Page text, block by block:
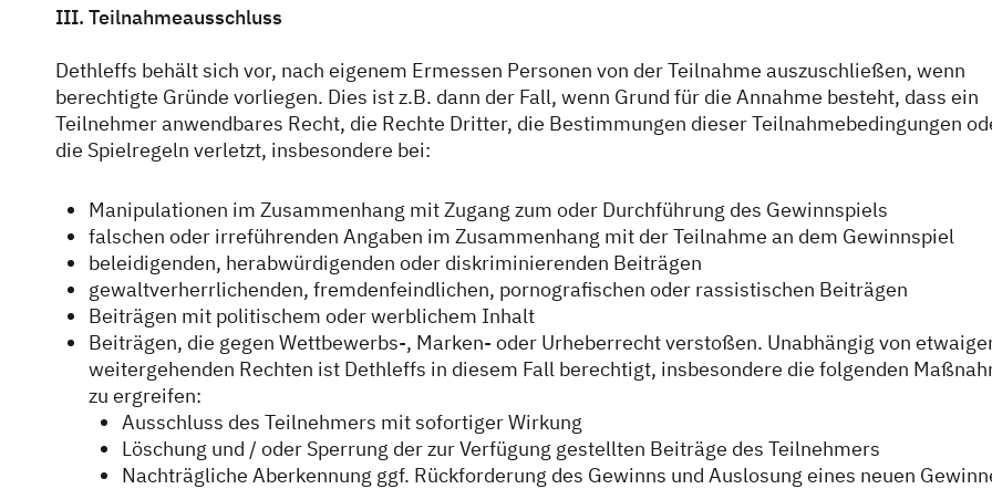
III. Teilnahmeausschluss
Dethleffs behält sich vor, nach eigenem Ermessen Personen von der Teilnahme auszuschließen, wenn
berechtigte Gründe vorliegen. Dies ist z.B. dann der Fall, wenn Grund für die Annahme besteht, dass ein
Teilnehmer anwendbares Recht, die Rechte Dritter, die Bestimmungen dieser Teilnahmebedingungen
die Spielregeln verletzt, insbesondere bei:
Manipulationen im Zusammenhang mit Zugang zum oder Durchführung des Gewinnspiels
falschen oder irreführenden Angaben im Zusammenhang mit der Teilnahme an dem Gewinnspiel
beleidigenden, herabwürdigenden oder diskriminierenden Beiträgen
gewaltverherrlichenden, fremdenfeindlichen, pornografischen oder rassistischen Beiträgen
Beiträgen mit politischem oder werblichem Inhalt
Beiträgen, die gegen Wettbewerbs-, Marken- oder Urheberrecht verstoßen. Unabhängig von
weitergehenden Rechten ist Dethleffs in diesem Fall berechtigt, insbesondere die folgenden
zu ergreifen:
Ausschluss des Teilnehmers mit sofortiger Wirkung
Löschung und / oder Sperrung der zur Verfügung gestellten Beiträge des Teilnehmers
Nachträgliche Aberkennung ggf. Rückforderung des Gewinns und Auslosung eines neuen